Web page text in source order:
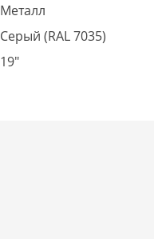
Металл
Cерый (RAL 7035)
19"